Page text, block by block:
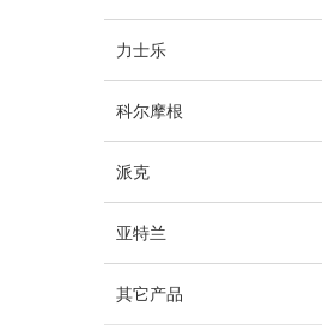
力士乐
科尔摩根
派克
亚特兰
其它产品